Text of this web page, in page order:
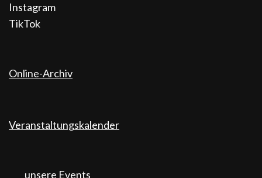
Instagram
TikTok
Online-Archiv
Veranstaltungskalender
unsere Events